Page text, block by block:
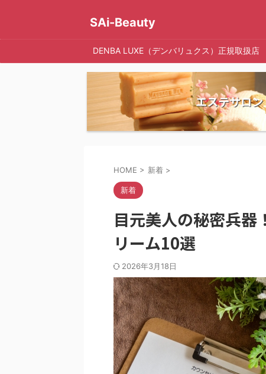
SAi-Beauty
DENBA LUXE（デンバリュクス）正規取扱店
エステサロ
HOME > 新着 >
新着
目元美人の秘密兵器
リーム10選
2026年3月18日